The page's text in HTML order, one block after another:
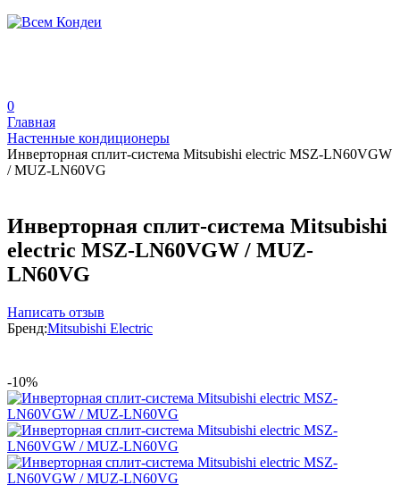
0
Главная
Настенные кондиционеры
Инверторная сплит-система Mitsubishi electric MSZ-LN60VGW
/ MUZ-LN60VG
Инверторная сплит-система Mitsubishi
electric MSZ-LN60VGW / MUZ-
LN60VG
Написать отзыв
Бренд:Mitsubishi Electric
-10%